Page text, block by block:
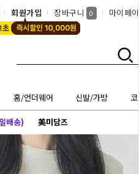
회원가입 장바구니 0 마이페
홈/언더웨어 신발/가방
배송) 美미담즈